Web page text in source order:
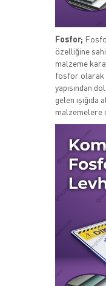
Fosfor;
özelliğine
malzeme
fosfor olarak
yapısından
gelen
malzemelere